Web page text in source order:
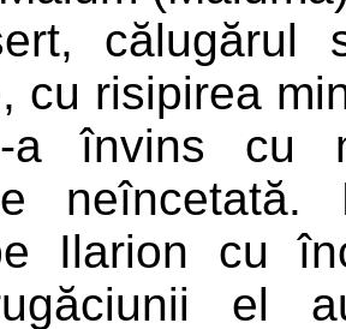
călugărul
cu risipirea
a învins cu
Ilarion cu
el